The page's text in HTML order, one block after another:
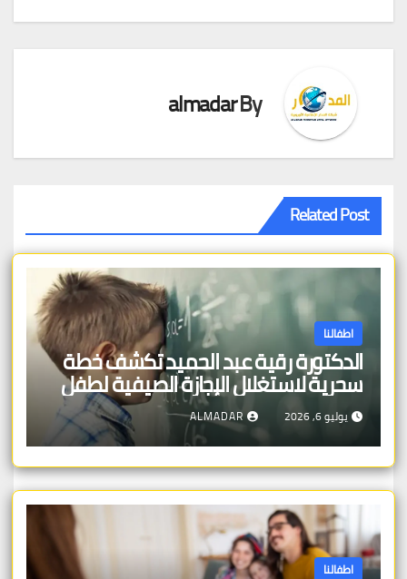
المقالات
By
almadar
Related Post
اطفالنا
الدكتورة رقية عبد الحميد تكشف خطة
سحرية لاستغلال الإجازة الصيفية لطفل
صعوبات التعلم
يوليو 6, 2026 ALMADAR
اطفالنا